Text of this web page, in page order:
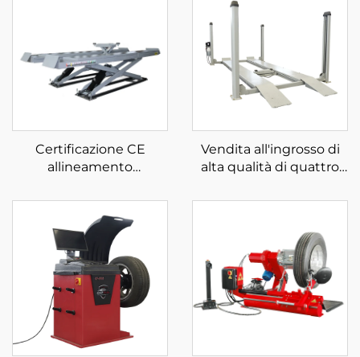
Certificazione CE
allineamento
pompa idraulica per
auto sollevatore per
auto per fabbrica di
servizi automobilistici
Vendita all'ingrosso di
alta qualità di quattro
parcheggio in vendita